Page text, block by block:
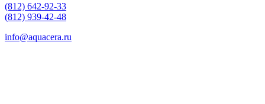
(812) 642-92-33
(812) 939-42-48
info@aquacera.ru